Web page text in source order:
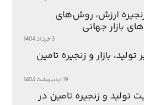
ارزش، روش‌های
بازار جهانی
3 خرداد 1404
بازار و زنجیره تامین
19 اردیبهشت 1404
تولید و زنجیره تامین در